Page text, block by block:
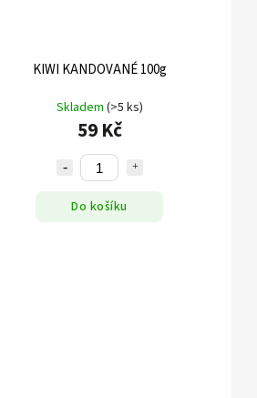
KIWI KANDOVANÉ 100g
Skladem (>5 ks)
59 Kč
Do košíku